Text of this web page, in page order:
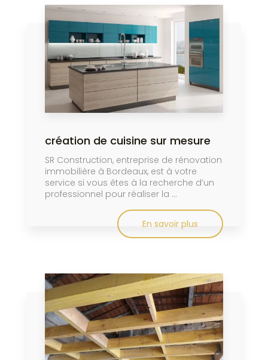
création de cuisine sur mesure
SR Construction, entreprise de rénovation
immobilière à Bordeaux, est à votre
service si vous êtes à la recherche d’un
professionnel pour réaliser la ...
En savoir plus